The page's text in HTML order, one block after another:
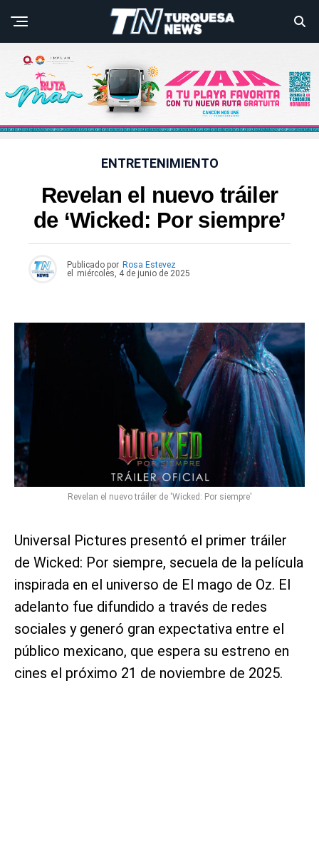
ENTRETENIMIENTO
Revelan el nuevo tráiler
de ‘Wicked: Por siempre’
Publicado por Rosa Estevez
el
miércoles, 4 de junio de 2025
Revelan el nuevo tráiler de 'Wicked: Por siempre'
Universal Pictures presentó el primer tráiler
de Wicked: Por siempre, secuela de la película
inspirada en el universo de El mago de Oz. El
adelanto fue difundido a través de redes
sociales y generó gran expectativa entre el
público mexicano, que espera su estreno en
cines el próximo 21 de noviembre de 2025.